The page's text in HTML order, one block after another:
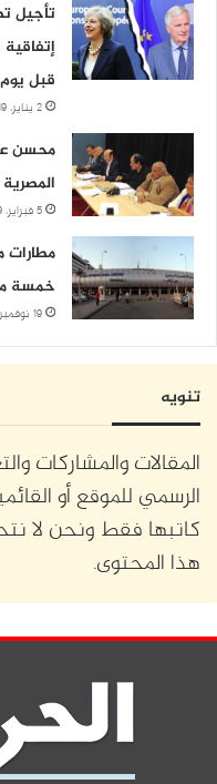
تأجيل
قبل يوم 21 يناير المقبل
2 يناير، 2019
محسن
5 فبراير، 2019
مطارات
خمسة
19 نوفمبر، 2021
تنويه
المقالات والمشاركات
الرسمي للموقع أو
كاتبها فقط ونحن لا
هذا المحتوى.